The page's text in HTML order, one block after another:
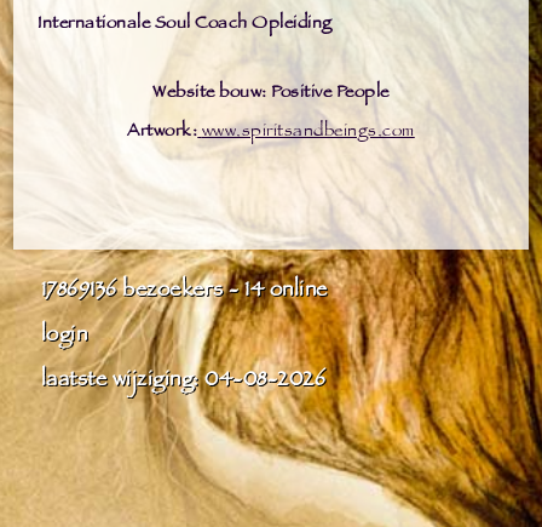
Internationale Soul Coach Opleiding
Website bouw: Positive People
Artwork:www.spiritsandbeings.com
17869136bezoekers - 14 online
login
laatste wijziging: 04-08-2026